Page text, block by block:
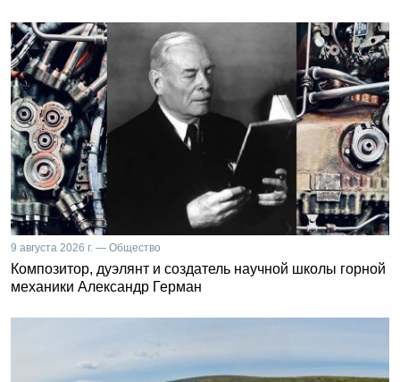
9 августа 2026 г. — Общество
Композитор, дуэлянт и создатель научной школы горной
механики Александр Герман